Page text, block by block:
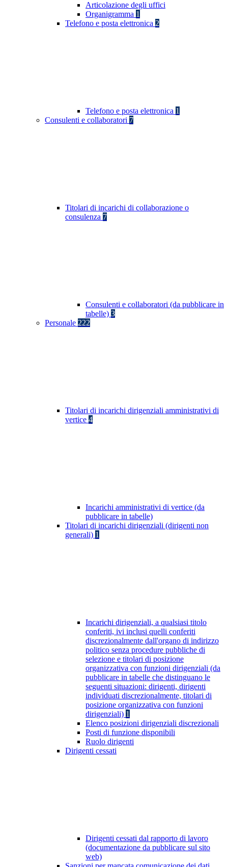
Articolazione degli uffici
Organigramma 1
Telefono e posta elettronica 2
Telefono e posta elettronica 1
Consulenti e collaboratori 7
Titolari di incarichi di collaborazione o
consulenza 7
Consulenti e collaboratori (da pubblicare in
tabelle) 3
Personale 222
Titolari di incarichi dirigenziali amministrativi di
vertice 4
Incarichi amministrativi di vertice (da
pubblicare in tabelle)
Titolari di incarichi dirigenziali (dirigenti non
generali) 1
Incarichi dirigenziali, a qualsiasi titolo
conferiti, ivi inclusi quelli conferiti
discrezionalmente dall'organo di indirizzo
politico senza procedure pubbliche di
selezione e titolari di posizione
organizzativa con funzioni dirigenziali (da
pubblicare in tabelle che distinguano le
seguenti situazioni: dirigenti, dirigenti
individuati discrezionalmente, titolari di
posizione organizzativa con funzioni
dirigenziali) 1
Elenco posizioni dirigenziali discrezionali
Posti di funzione disponibili
Ruolo dirigenti
Dirigenti cessati
Dirigenti cessati dal rapporto di lavoro
(documentazione da pubblicare sul sito
web)